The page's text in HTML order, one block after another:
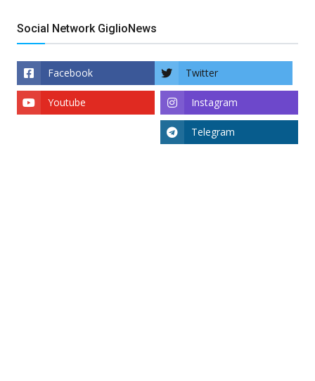
Social Network GiglioNews
Facebook Twitter
Instagram
Youtube
Telegram